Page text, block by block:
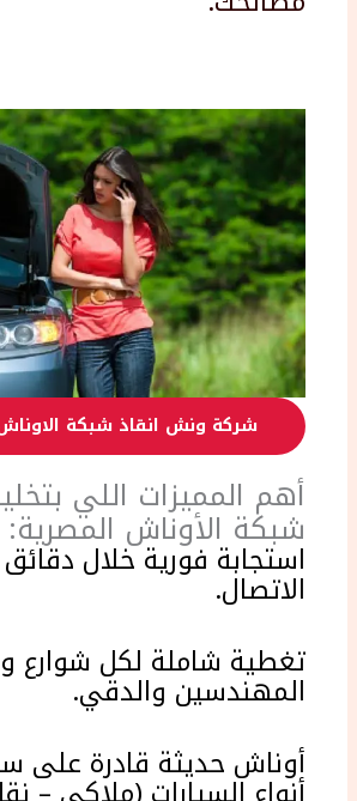
شركة ونش انقاذ شبكة
أهم المميزات اللي
شبكة الأوناش المصرية:
استجابة فورية خلال
الاتصال.
تغطية شاملة لكل شوارع
المهندسين والدقي.
أوناش حديثة قادرة على